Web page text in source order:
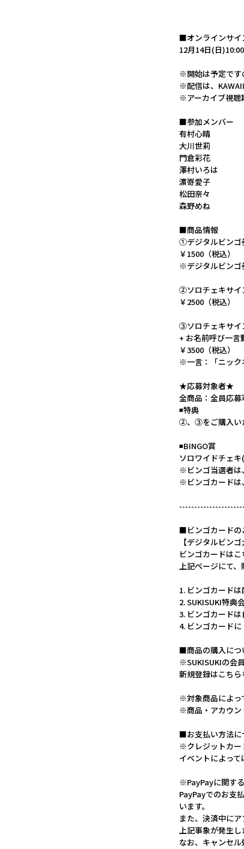
■オンラインサイ
12月14日(日
※開始は予定です
※配信は、
※アーカイブ視聴
■参加メンバー
有村心晴
大川世莉
門倉彩花
澤村いろは
濵嵜愛子
松田奈々
森野めね
■商品情報
①デジタルビンゴ
￥1500（税込）
※デジタルビンゴ
②ソロチェキサイ
￥2500（税込）
③ソロチェキサイ
+ お名前呼び一言
￥3500（税込）
※一言：「ニック
★応募対象者★
全商品：全員応募
◾️特典
②、③をご購入い
◾️BINGO賞
ソロワイドチェ
※ビンゴ当選者は
※ビンゴカードは
■ビンゴカードの
【デジタルビンゴ
ビンゴカードはこ
上記ページにて、
1. ビンゴカードは
2. SUKISUKI特典
3. ビンゴカード
4. ビンゴカード
■商品の購入につ
※SUKISUKIの会
新規登録はこちら
※対象商品によっ
※商品・アカウン
■お支払い方法に
※クレジットカー
イベントによって
※PayPayに関す
PayPayでのお支
います。
また、決済中に
上記事象が発生し
なお、キャンセ